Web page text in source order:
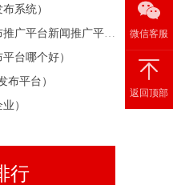
系统）
平台新闻推广平台）
台哪个好）
布平台）
）
行
微信客服
返回顶部